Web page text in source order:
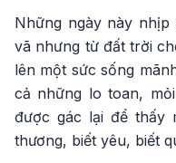
Những ngày này
vã nhưng từ đất trời
lên một sức sống
cả những lo toan,
được gác lại để thấy
thương, biết yêu, biết